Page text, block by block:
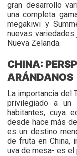
gran desarrollo
una completa
megakiwi y
nuevas
Nueva Zelanda.
CHINA:
ARÁNDANOS
La importancia del
privilegiado a
habitantes, cuya
desde hace más
es un destino
de fruta en China,
uva de mesa- es el